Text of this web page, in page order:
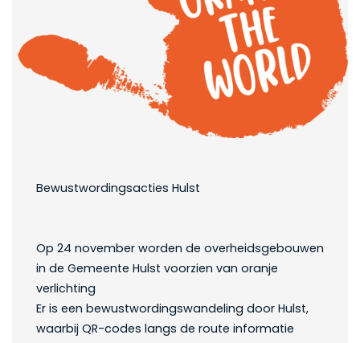
Bewustwordingsacties Hulst
Op 24 november worden de overheidsgebouwen
in de Gemeente Hulst voorzien van oranje
verlichting
Er is een bewustwordingswandeling door Hulst,
waarbij QR-codes langs de route informatie